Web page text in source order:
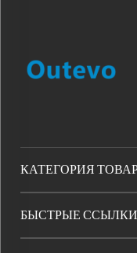
КАТЕГОРИЯ
БЫСТРЫЕ ССЫЛКИ